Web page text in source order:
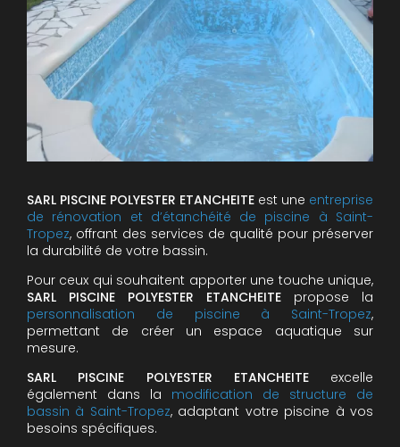
SARL PISCINE POLYESTER ETANCHEITE est une entreprise
de rénovation et d’étanchéité de piscine à Saint-
Tropez, offrant des services de qualité pour préserver
la durabilité de votre bassin.
Pour ceux qui souhaitent apporter une touche unique,
SARL PISCINE POLYESTER ETANCHEITE propose la
personnalisation de piscine à Saint-Tropez,
permettant de créer un espace aquatique sur
mesure.
SARL PISCINE POLYESTER ETANCHEITEexcelle
également dans la modification de structure de
bassin à Saint-Tropez, adaptant votre piscine à vos
besoins spécifiques.